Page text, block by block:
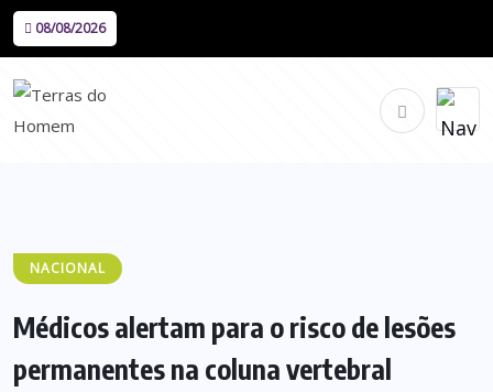
08/08/2026
NACIONAL
Médicos alertam para o risco de lesões
permanentes na coluna vertebral